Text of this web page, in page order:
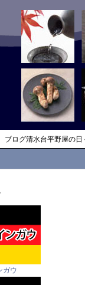
ブログ清水台平野屋の日
ガウ